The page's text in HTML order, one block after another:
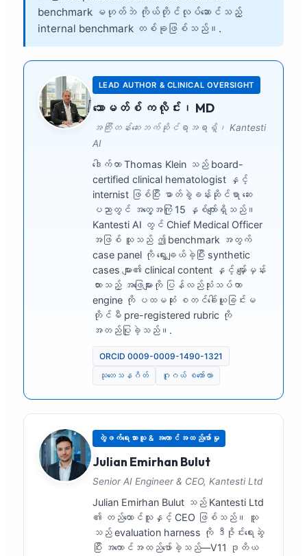
benchmark မဟုတ်ဘဲ ကိုယ်တိုင်လုပ်ဆောင်သည့်
internal benchmark တစ်ခုဖြစ်သည်။.
LEAD AUTHOR & CLINICAL OVERSIGHT
သောမတ်စ် ကလိုင်း၊ MD
အကြီးတန်းဆေးဘက်ဆိုင်ရာအရာရှိ၊ Kantesti
AI
ဒေါက်တာ Thomas Klein သည် board-
certified clinical hematologist နှင့်
internist ဖြစ်ပြီး ဓာတ်ခွဲခန်းဆိုင်ရာ ဆေး
ပညာတွင် အတွေ့အကြုံ 15 နှစ်ကျော်ရှိသည်။
Kantesti AI တွင် Chief Medical Officer
အဖြစ် သူသည် ဤ benchmark အတွက်
case panel ကို ရွေးချယ်ခဲ့ပြီး synthetic
cases များ၏ clinical content နှင့် မျှော်မှန်း
ထားသည့် အဖြေများကို ပြန်လည်သုံးသပ်ကာ
engine ကို ပထမဆုံး စတင်ခေါ်ယူခြင်းမ
တိုင်မီ pre-registered rubric ကို
အတည်ပြုခဲ့သည်။.
ORCID 0009-0009-1490-1321
သုတေသနဂိတ်
ဂူဂယ် စကော်လာ
တွဲဖက်ရေးသားသူ & အကောင်အထည်ဖော်မှု
Julian Emirhan Bulut
Senior AI Engineer & CEO, Kantesti Ltd
Julian Emirhan Bulut သည် Kantesti Ltd
၏ တည်ထောင်သူနှင့် CEO ဖြစ်သည်။ သူ
သည် evaluation harness ကို ဒီဇိုင်းရေးဆွဲ
ပြီး အကောင်အထည်ဖော်ခဲ့သည်—V11 ဒုတိယ